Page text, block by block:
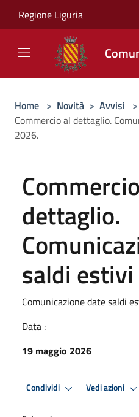
Regione Liguria
Home > Novità > Avvisi >
Commercio al dettaglio.
2026.
dettaglio.
saldi
Comunicazione date saldi
Data :
19 maggio 2026
Condividi Vedi azioni